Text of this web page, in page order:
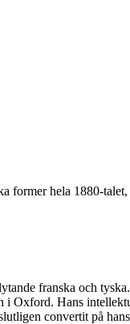
former hela 1880-
franska och
i Oxford. Hans
convertit på